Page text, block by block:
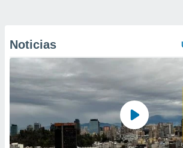
Noticias